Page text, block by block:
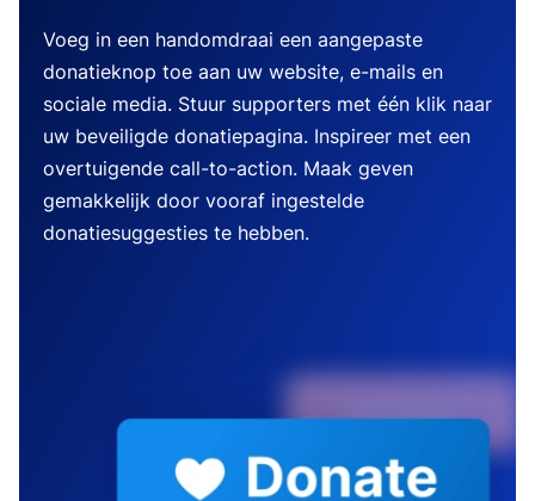
Voeg in een handomdraai een aangepaste
donatieknop toe aan uw website, e-mails en
sociale media. Stuur supporters met één klik naar
uw beveiligde donatiepagina. Inspireer met een
overtuigende call-to-action. Maak geven
gemakkelijk door vooraf ingestelde
donatiesuggesties te hebben.